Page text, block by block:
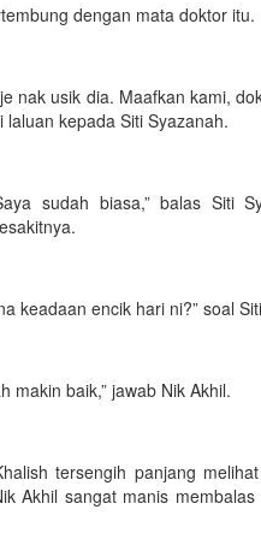
dengan mata doktor itu.
nak usik dia. Maafkan kami,
laluan kepada Siti Syazanah.
sudah biasa,” balas Siti
keadaan encik hari ni?” soal
makin baik,” jawab Nik Akhil.
tersengih panjang
Akhil sangat manis